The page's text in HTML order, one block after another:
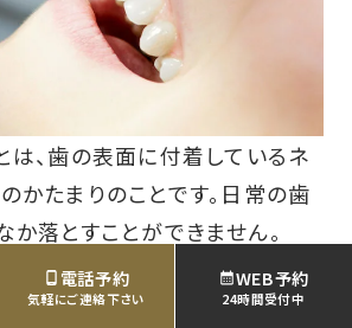
は、歯の表面に付着しているネ
かたまりのことです。日常の歯
か落とすことができません。
てから、プロ用の清掃機器や
電話予約
気軽にご連絡下さい
WEB予約
24時間受付中